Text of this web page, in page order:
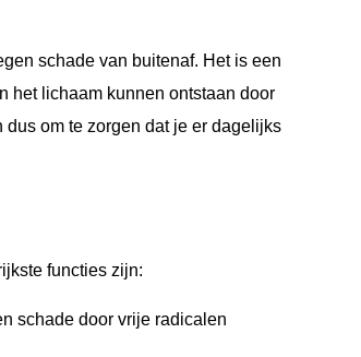
schade van buitenaf. Het is een
het lichaam kunnen ontstaan door
om te zorgen dat je er dagelijks
functies zijn:
schade door vrije radicalen